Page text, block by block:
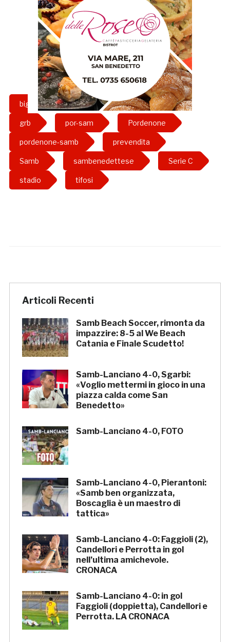
biglietti bottecchia girone b
grb por-sam Pordenone
pordenone-samb prevendita
Samb sambenedettese Serie C
stadio tifosi
Articoli Recenti
Samb Beach Soccer, rimonta da
impazzire: 8-5 al We Beach
Catania e Finale Scudetto!
Samb-Lanciano 4-0, Sgarbi:
«Voglio mettermi in gioco in una
piazza calda come San
Benedetto»
Samb-Lanciano 4-0, FOTO
Samb-Lanciano 4-0, Pierantoni:
«Samb ben organizzata,
Boscaglia è un maestro di
tattica»
Samb-Lanciano 4-0: Faggioli (2),
Candellori e Perrotta in gol
nell’ultima amichevole.
CRONACA
Samb-Lanciano 4-0: in gol
Faggioli (doppietta), Candellori e
Perrotta. LA CRONACA